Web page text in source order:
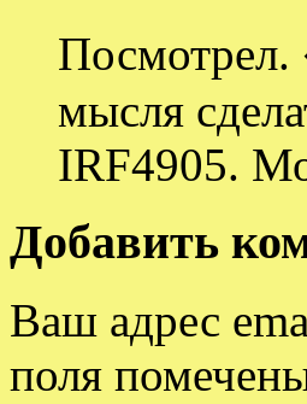
Посмотрел.
мысля
IRF4905.
Добавить
Ваш адрес
поля